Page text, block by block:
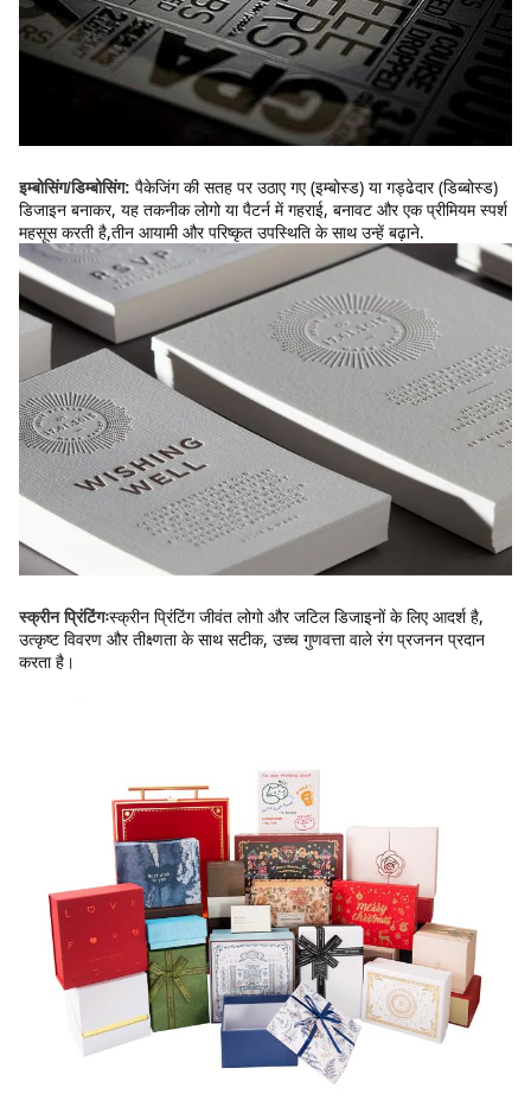
इम्बोसिंग/डिम्बोसिंग: पैकेजिंग की सतह पर उठाए गए (इम्बोस्ड) या गड्ढेदार (डिब्बोस्ड)
डिजाइन बनाकर, यह तकनीक लोगो या पैटर्न में गहराई, बनावट और एक प्रीमियम स्पर्श
महसूस करती है,तीन आयामी और परिष्कृत उपस्थिति के साथ उन्हें बढ़ाने.
स्क्रीन प्रिंटिंगःस्क्रीन प्रिंटिंग जीवंत लोगो और जटिल डिजाइनों के लिए आदर्श है,
उत्कृष्ट विवरण और तीक्ष्णता के साथ सटीक, उच्च गुणवत्ता वाले रंग प्रजनन प्रदान
करता है।